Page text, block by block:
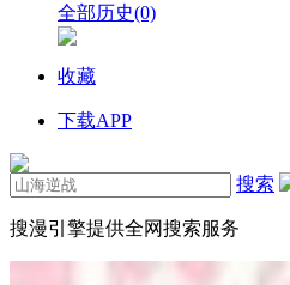
全部历史(0)
收藏
下载APP
搜索
搜漫引擎提供全网搜索服务